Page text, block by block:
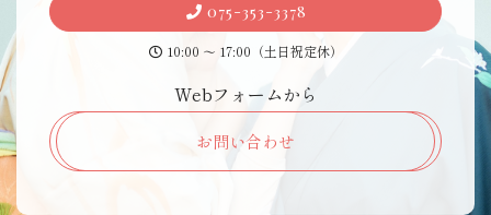
075-353-3378
10:00 〜 17:00（土日祝定休）
Webフォ ー ム か ら
お問い合わせ